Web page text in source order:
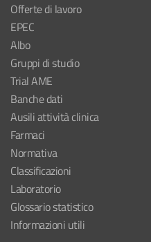
Offerte di lavoro
EPEC
Albo
Gruppi di studio
Trial AME
Banche dati
Ausili attività clinica
Farmaci
Normativa
Classificazioni
Laboratorio
Glossario statistico
Informazioni utili